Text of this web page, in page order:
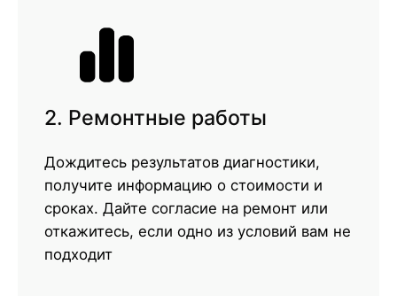
2. Ремонтные работы
Дождитесь результатов диагностики,
получите информацию о стоимости и
сроках. Дайте согласие на ремонт или
откажитесь, если одно из условий вам не
подходит